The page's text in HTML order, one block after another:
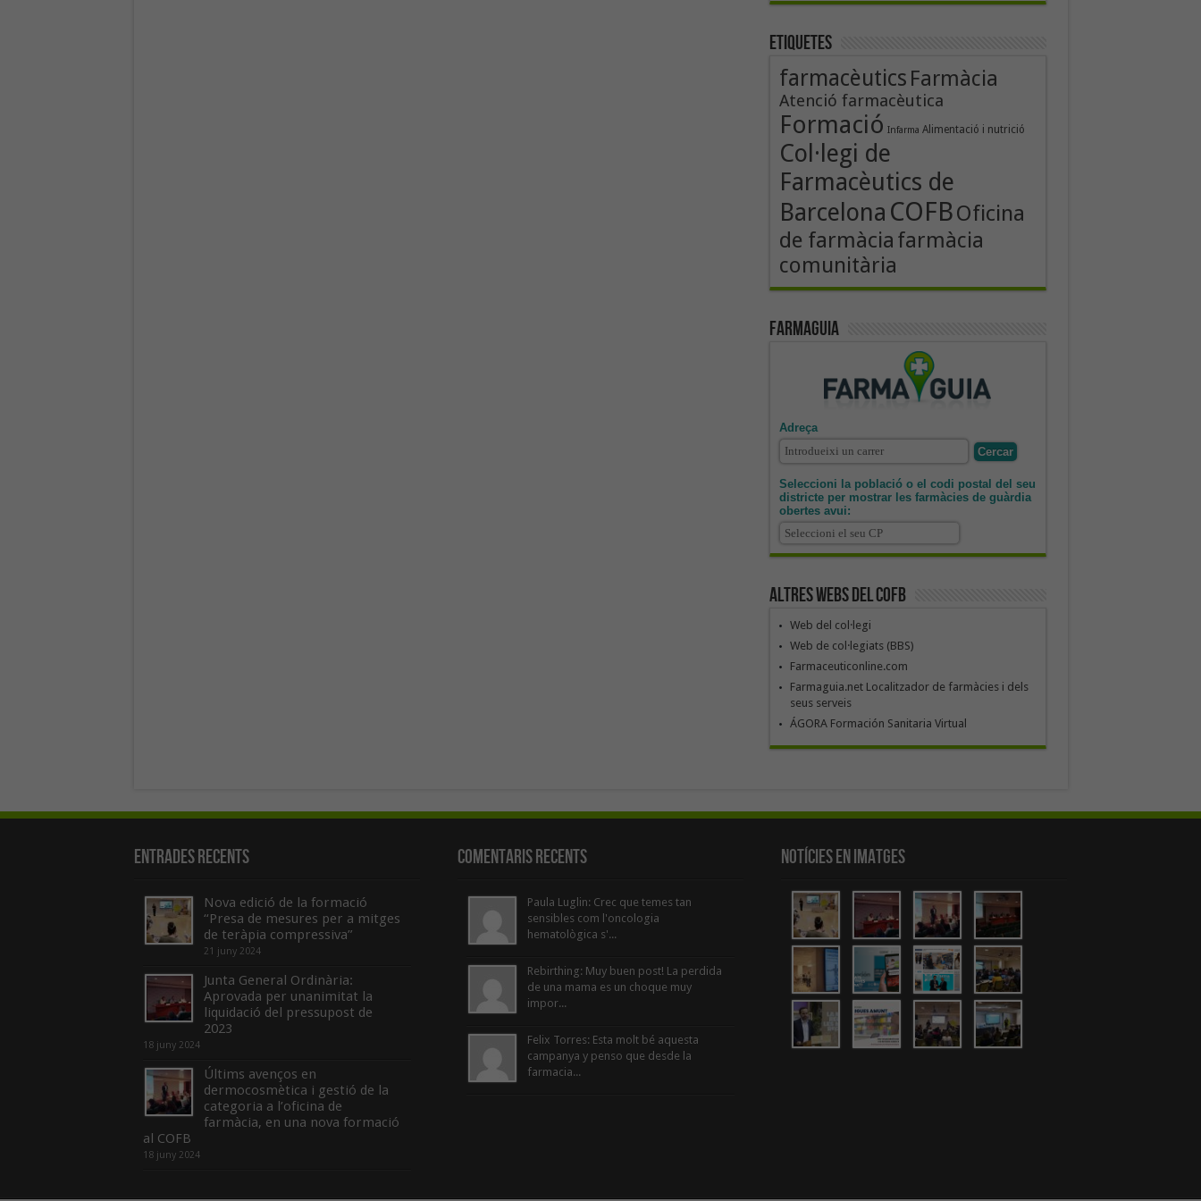
Etiquetes
farmacèutics Farmàcia
Atenció farmacèutica
Formació Infarma Alimentació i nutrició
Col·legi de
Farmacèutics de
Barcelona COFBOficina
de farmàcia farmàcia
comunitària
Farmaguia
Adreça
Seleccioni la població o el codi postal del seu
districte per mostrar les farmàcies de guàrdia
obertes avui:
Altres webs del COFB
Web del col·legi
Web de col·legiats (BBS)
Farmaceuticonline.com
Farmaguia.net Localitzador de farmàcies i dels
seus serveis
ÁGORA Formación Sanitaria Virtual
Entrades recents
Nova edició de la formació
“Presa de mesures per a mitges
de teràpia compressiva”
21 juny 2024
Junta General Ordinària:
Aprovada per unanimitat la
liquidació del pressupost de
2023
18 juny 2024
Últims avenços en
dermocosmètica i gestió de la
categoria a l’oficina de
farmàcia, en una nova formació
al COFB
18 juny 2024
Comentaris Recents
Paula Luglin: Crec que temes tan
sensibles com l'oncologia
hematològica s'...
Rebirthing: Muy buen post! La perdida
de una mama es un choque muy
impor...
Felix Torres: Esta molt bé aquesta
campanya y penso que desde la
farmacia...
Notícies en Imatges